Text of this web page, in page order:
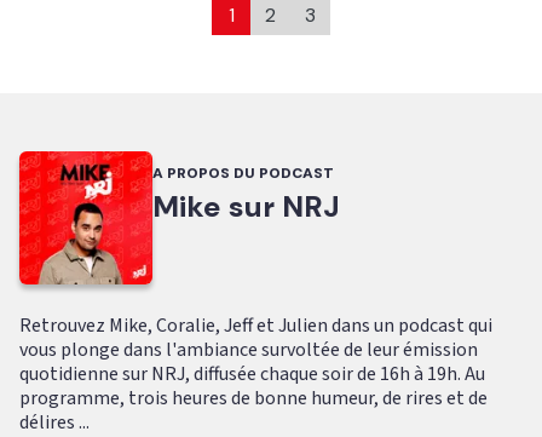
1 2 3
A PROPOS DU PODCAST
Mike sur NRJ
Retrouvez Mike, Coralie, Jeff et Julien dans un podcast qui
vous plonge dans l'ambiance survoltée de leur émission
quotidienne sur NRJ, diffusée chaque soir de 16h à 19h. Au
programme, trois heures de bonne humeur, de rires et de
délires ...